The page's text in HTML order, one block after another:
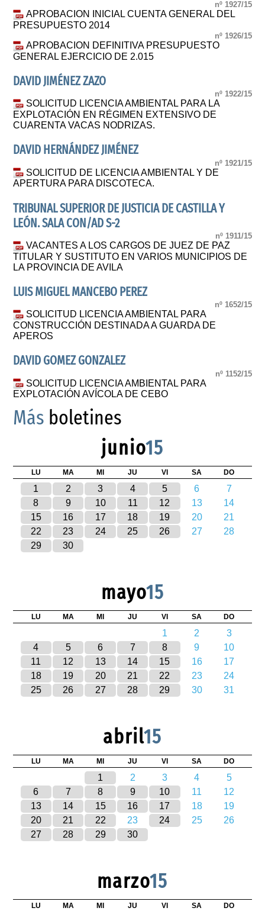
nº 1927/15
APROBACION INICIAL CUENTA GENERAL DEL
PRESUPUESTO 2014
nº 1926/15
APROBACION DEFINITIVA PRESUPUESTO
GENERAL EJERCICIO DE 2.015
DAVID JIMÉNEZ ZAZO
nº 1922/15
SOLICITUD LICENCIA AMBIENTAL PARA LA
EXPLOTACIÓN EN RÉGIMEN EXTENSIVO DE
CUARENTA VACAS NODRIZAS.
DAVID HERNÁNDEZ JIMÉNEZ
nº 1921/15
SOLICITUD DE LICENCIA AMBIENTAL Y DE
APERTURA PARA DISCOTECA.
TRIBUNAL SUPERIOR DE JUSTICIA DE CASTILLA Y
LEÓN. SALA CON/AD S-2
nº 1911/15
VACANTES A LOS CARGOS DE JUEZ DE PAZ
TITULAR Y SUSTITUTO EN VARIOS MUNICIPIOS DE
LA PROVINCIA DE AVILA
LUIS MIGUEL MANCEBO PEREZ
nº 1652/15
SOLICITUD LICENCIA AMBIENTAL PARA
CONSTRUCCIÓN DESTINADA A GUARDA DE
APEROS
DAVID GOMEZ GONZALEZ
nº 1152/15
SOLICITUD LICENCIA AMBIENTAL PARA
EXPLOTACIÓN AVÍCOLA DE CEBO
Más boletines
junio15
LU MA MI JU VI SA DO
1 2 3 4 5 6
7
8
9 10 11 12 13
14
15
16 17 18 19 20
21
22
23 24 25 26 27
28
29
30
mayo15
LU MA MI JU VI SA DO
1 2
3
4
5 6 7 8 9
10
11
12 13 14 15 16
17
18
19 20 21 22 23
24
25
26 27 28 29 30 31
abril15
LU MA MI JU VI SA DO
1 2 3 4
5
6
7 8 9 10 11
12
13
14 15 16 17 18
19
20
21 22 23 24 25
26
27
28 29 30
marzo15
LU MA MI JU VI SA DO